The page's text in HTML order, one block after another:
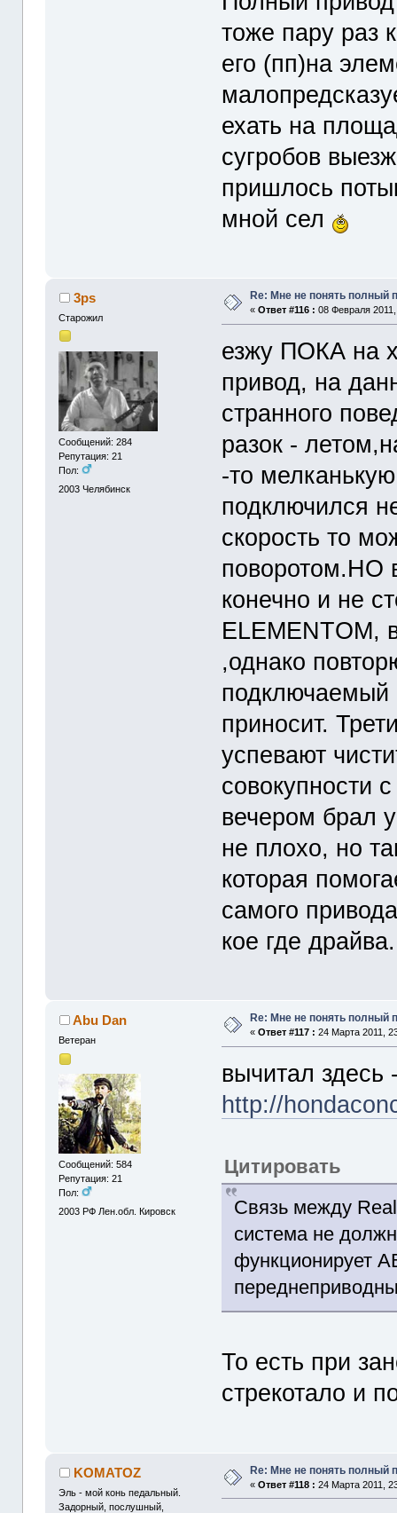
тоже пару раз
его (пп)на
ехать на
сугробов
пришлось
мной сел
3ps
Старожил
Сообщений: 284
Репутация: 21
Пол:
2003 Челябинск
Re: Мне не понять полный
«Ответ #116 : 08 Февраля
езжу ПОКА на
привод, на
странного
разок -
-то
подключился
скорость то
поворотом.НО
конечно и не
ELEMENTOM,
,однако
подключаемый
приносит.
успевают
совокупности
вечером брал
не плохо, но
которая
самого
кое где
Abu Dan
Ветеран
Сообщений: 584
Репутация: 21
Пол:
2003 РФ Лен.обл. Кировск
Re: Мне не понять полный
«Ответ #117 : 24 Марта 2011,
вычитал здесь
http://
Цитировать
Связь между
система не
функционирует
То есть при
стрекотало и
KOMATOZ
Эль - мой конь педальный.
Задорный, послушный,
Re: Мне не понять полный
«Ответ #118 : 24 Марта 2011,